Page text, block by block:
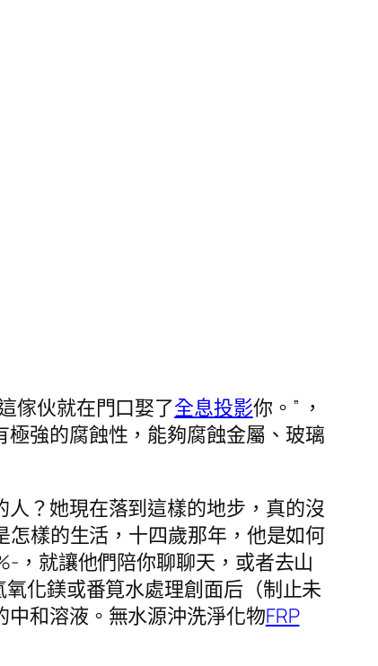
傢伙就在門口娶了全息投影你。” ，
強的腐蝕性，能夠腐蝕金屬、玻璃
？她現在落到這樣的地步，真的沒
樣的生活，十四歲那年，他是如何
，就讓他們陪你聊聊天，或者去山
化鎂或番筧水處理創面后（制止未
中和溶液。無水源沖洗淨化物FRP